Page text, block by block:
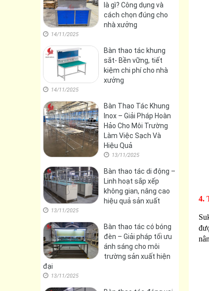
4.
là gì? Công dụng và
cách chọn đúng cho
nhà xưởng
14/11/2025
Bàn thao tác khung
sắt- Bền vững, tiết
kiệm chi phí cho nhà
xưởng
14/11/2025
Bàn Thao Tác Khung
Inox – Giải Pháp Hoàn
Hảo Cho Môi Trường
Làm Việc Sạch Và
Hiệu Quả
13/11/2025
Bàn thao tác di động –
Linh hoạt sắp xếp
không gian, nâng cao
hiệu quả sản xuất
13/11/2025
Bàn thao tác có bóng
đèn – Giải pháp tối ưu
ánh sáng cho môi
trường sản xuất hiện
đại
13/11/2025